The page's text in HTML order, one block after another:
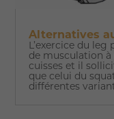
Alternatives
L’exercice du
de musculation
cuisses et il
que celui du
différentes